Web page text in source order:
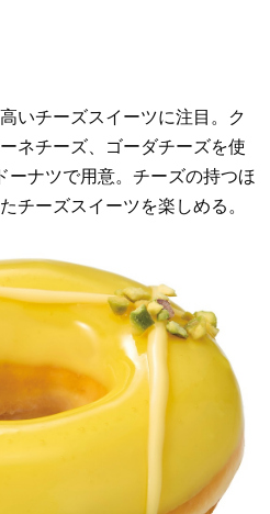
いチーズスイーツに注目。ク
ネチーズ、ゴーダチーズを使
ーナツで用意。チーズの持つほ
チーズスイーツを楽しめる。